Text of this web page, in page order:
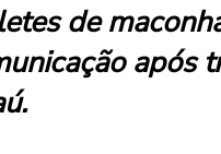
de
após